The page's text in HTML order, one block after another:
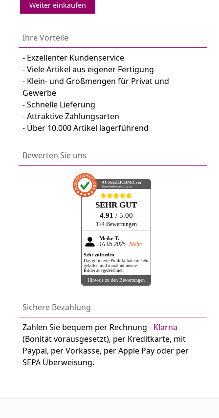
Ihre Vorteile
- Exzellenter Kundenservice
- Viele Artikel aus eigener Fertigung
- Klein- und Großmengen für Privat und
Gewerbe
- Schnelle Lieferung
- Attraktive Zahlungsarten
- Über 10.000 Artikel lagerführend
Bewerten Sie uns
AUSGEZEICHNET.org
Kundenbewertungen
SEHR GUT
4.91 / 5.00
174 Bewertungen
Meike T.
16.05.2025 Mehr
Sehr zufrieden
Das gelieferte Produkt hat mir sehr
gefallen und umrahmt meine
Bilder ausgezeichnet.
Hinweis zu den Bewertungen
Sichere Bezahlung
Zahlen Sie bequem per Rechnung - Klarna
(Bonität vorausgesetzt), per Kreditkarte, mit
Paypal, per Vorkasse, per Apple Pay oder per
SEPA Überweisung.
Weiter einkaufen